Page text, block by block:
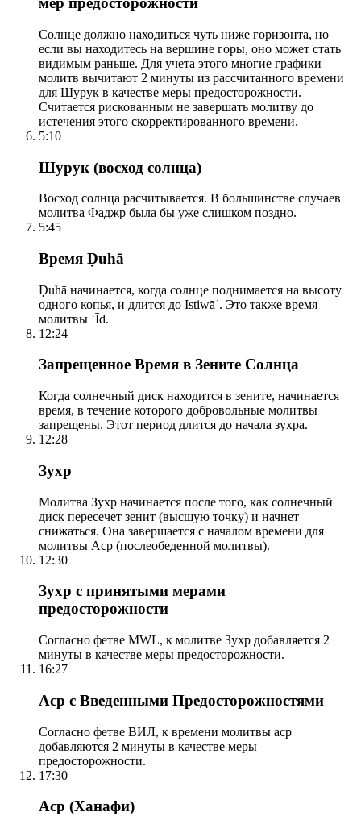
Солнце должно находиться чуть ниже горизонта, но
если вы находитесь на вершине горы, оно может стать
видимым раньше. Для учета этого многие графики
молитв вычитают 2 минуты из рассчитанного времени
для Шурук в качестве меры предосторожности.
Считается рискованным не завершать молитву до
истечения этого скорректированного времени.
5:10
Шурук (восход солнца)
Восход солнца расчитывается. В большинстве случаев
молитва Фаджр была бы уже слишком поздно.
5:45
Время Ḍuhā
Ḍuhā начинается, когда солнце поднимается на высоту
одного копья, и длится до Istiwāʾ. Это также время
молитвы ʿĪd.
12:24
Запрещенное Время в Зените Солнца
Когда солнечный диск находится в зените, начинается
время, в течение которого добровольные молитвы
запрещены. Этот период длится до начала зухра.
12:28
Зухр
Молитва Зухр начинается после того, как солнечный
диск пересечет зенит (высшую точку) и начнет
снижаться. Она завершается с началом времени для
молитвы Аср (послеобеденной молитвы).
12:30
Зухр с принятыми мерами
предосторожности
Согласно фетве MWL, к молитве Зухр добавляется 2
минуты в качестве меры предосторожности.
16:27
Аср с Введенными Предосторожностями
Согласно фетве ВИЛ, к времени молитвы аср
добавляются 2 минуты в качестве меры
предосторожности.
17:30
Аср (Ханафи)